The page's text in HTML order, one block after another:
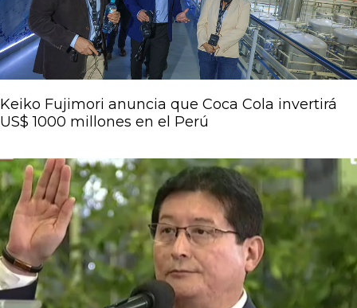
Keiko Fujimori anuncia que Coca Cola invertirá
US$ 1000 millones en el Perú